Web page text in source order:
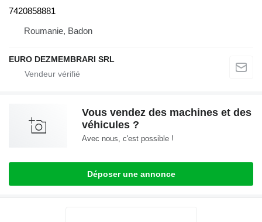
7420858881
Roumanie, Badon
EURO DEZMEMBRARI SRL
Vous vendez des machines et des
véhicules ?
Avec nous, c'est possible !
Déposer une annonce